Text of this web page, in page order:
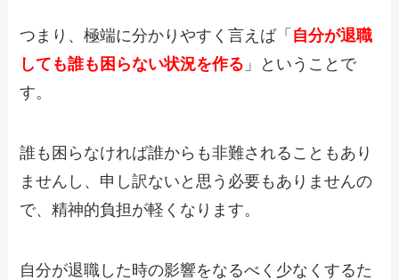
つまり、極端に分かりやすく言えば「 自分が退職
しても誰も困らない状況を作る 」ということで
す。
誰も困らなければ誰からも非難されることもあり
ませんし、申し訳ないと思う必要もありませんの
で、精神的負担が軽くなります。
自分が退職した時の影響をなるべく少なくするた